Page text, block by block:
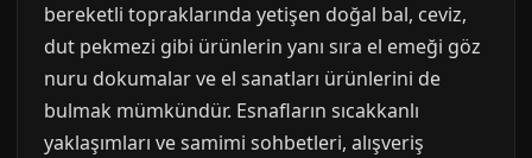
bereketli topraklarında yetişen doğal bal, ceviz,
dut pekmezi gibi ürünlerin yanı sıra el emeği göz
nuru dokumalar ve el sanatları ürünlerini de
bulmak mümkündür. Esnafların sıcakkanlı
yaklaşımları ve samimi sohbetleri, alışveriş